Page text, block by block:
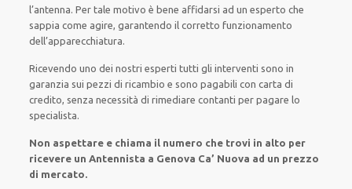
l’antenna. Per tale motivo è bene affidarsi ad unesperto che
sappiacome agire, garantendo ilcorretto funzionamento
dell’apparecchiatura.
Ricevendo uno dei nostriesperti tutti gli interventi sono in
garanzia sui pezzi di ricambio e sono pagabili con carta di
credito, senzanecessità dirimediare contanti per pagare lo
specialista.
Non aspettare e chiama il numero che trovi in alto per
ricevere un Antennista a Genova Ca’ Nuova ad un prezzo
di mercato.